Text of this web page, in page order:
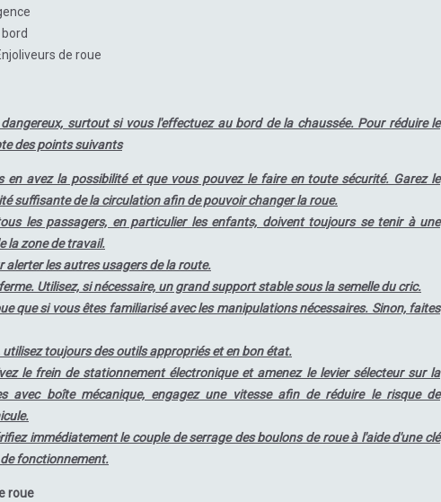
de roue
surtout si vous l'effectuez au bord de la chaussée. Pour réduire le
des points suivants
en avez la possibilité et que vous pouvez le faire en toute sécurité. Garez le
suffisante de la circulation afin de pouvoir changer la roue.
les passagers, en particulier les enfants, doivent toujours se tenir à une
la zone de travail.
alerter les autres usagers de la route.
Utilisez, si nécessaire, un grand support stable sous la semelle du cric.
que si vous êtes familiarisé avec les manipulations nécessaires. Sinon, faites
toujours des outils appropriés et en bon état.
le frein de stationnement électronique et amenez le levier sélecteur sur la
avec boîte mécanique, engagez une vitesse afin de réduire le risque de
immédiatement le couple de serrage des boulons de roue à l'aide d'une clé
fonctionnement.
roue